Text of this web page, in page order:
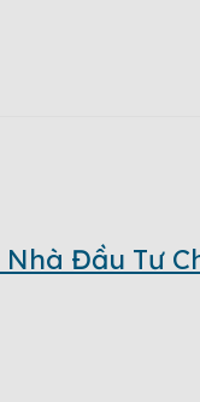
Nhà Đầu Tư